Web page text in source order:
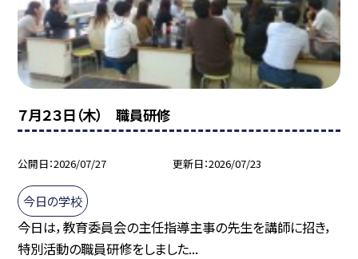
７月２３日（木） 職員研修
公開日 2026/07/27 更新日 2026/07/23
今日の学校
今日は，教育委員会の主任指導主事の先生を講師に招き，
特別活動の職員研修をしました...